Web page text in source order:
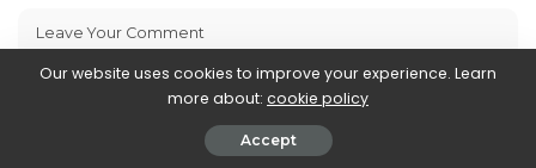
Our website uses cookies to improve your experience. Learn
more about: cookie policy
Accept